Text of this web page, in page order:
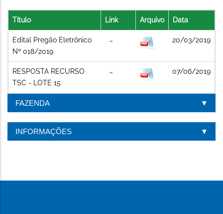
Título Link Arquivo Data
Edital Pregão Eletrônico
Nº 018/2019
20/03/2019
RESPOSTA RECURSO
TSC - LOTE 15
07/06/2019
FAZENDA
INFORMAÇÕES